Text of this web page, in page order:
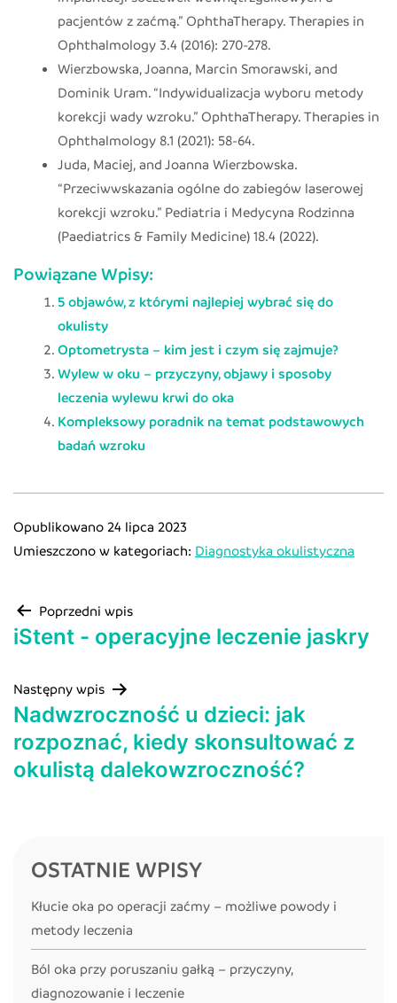
pacjentów z zaćmą.” OphthaTherapy. Therapies in
Ophthalmology 3.4 (2016): 270-278.
Wierzbowska, Joanna, Marcin Smorawski, and
Dominik Uram. “Indywidualizacja wyboru metody
korekcji wady wzroku.” OphthaTherapy. Therapies in
Ophthalmology 8.1 (2021): 58-64.
Juda, Maciej, and Joanna Wierzbowska.
“Przeciwwskazania ogólne do zabiegów laserowej
korekcji wzroku.” Pediatria i Medycyna Rodzinna
(Paediatrics & Family Medicine) 18.4 (2022).
Powiązane Wpisy:
5 objawów, z którymi najlepiej wybrać się do
okulisty
Optometrysta – kim jest i czym się zajmuje?
Wylew w oku – przyczyny, objawy i sposoby
leczenia wylewu krwi do oka
Kompleksowy poradnik na temat podstawowych
badań wzroku
Opublikowano 24 lipca 2023
Umieszczono w kategoriach: Diagnostyka okulistyczna
Poprzedni wpis
iStent - operacyjne leczenie jaskry
Następny wpis
Nadwzroczność u dzieci: jak
rozpoznać, kiedy skonsultować z
okulistą dalekowzroczność?
OSTATNIE WPISY
Kłucie oka po operacji zaćmy – możliwe powody i
metody leczenia
Ból oka przy poruszaniu gałką – przyczyny,
diagnozowanie i leczenie